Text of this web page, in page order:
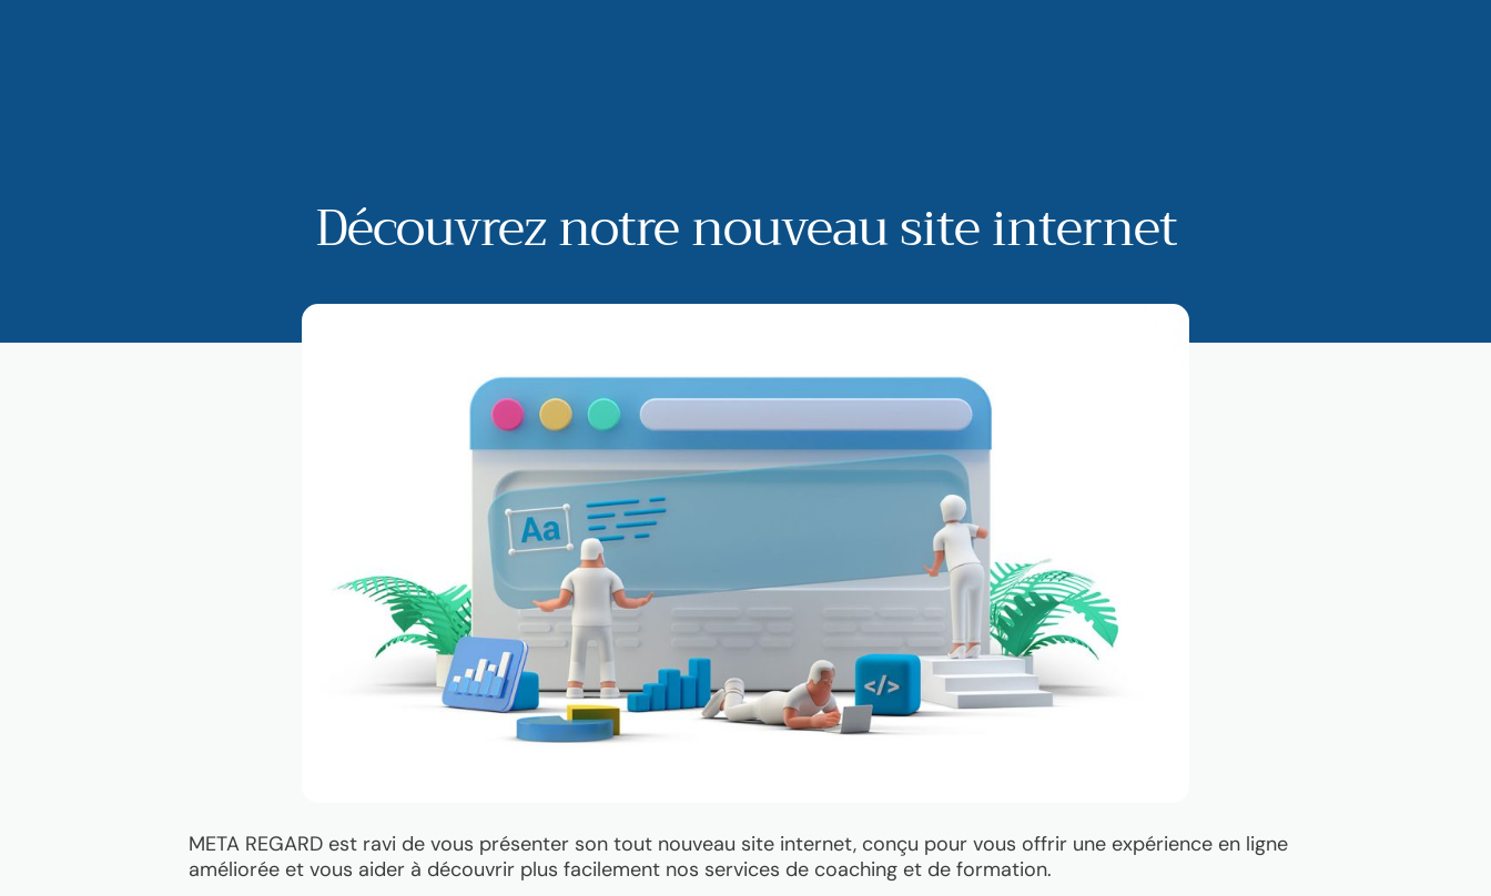
Découvrez notre nouveau site internet
META REGARD est ravi de vous présenter son tout nouveau site internet, conçu pour vous offrir une expérience en ligne
améliorée et vous aider à découvrir plus facilement nos services de coaching et de formation.